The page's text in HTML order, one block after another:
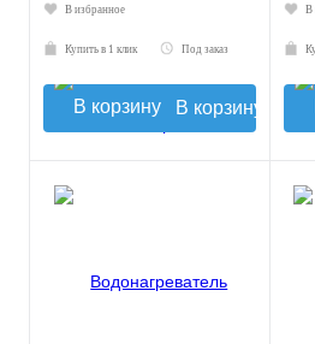
В избранное
Купить в 1 клик Под заказ
В корзину
В